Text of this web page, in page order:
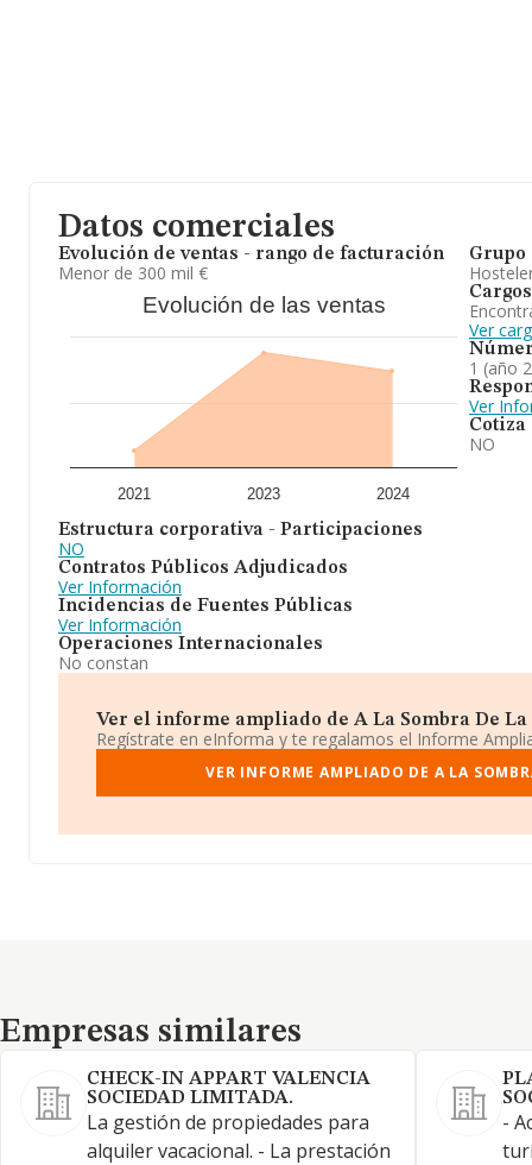
Datos comerciales
Evolución de ventas - rango de facturación
Menor de 300 mil €
Evolución de las ventas
2021 2023 2024
Estructura corporativa - Participaciones
NO
Contratos Públicos Adjudicados
Ver Información
Incidencias de Fuentes Públicas
Ver Información
Operaciones Internacionales
No constan
Grupo
Cargos
Ver
1 (año
Ver
Cotiza
NO
Ver el informe ampliado de A La Sombra De La
Regístrate en eInforma y te regalamos el Informe
VER INFORME AMPLIADO DE A LA
Empresas similares
Empresas similares
CHECK-IN APPART VALENCIA
SOCIEDAD LIMITADA.
La gestión de propiedades para
alquiler vacacional. - La prestación
-